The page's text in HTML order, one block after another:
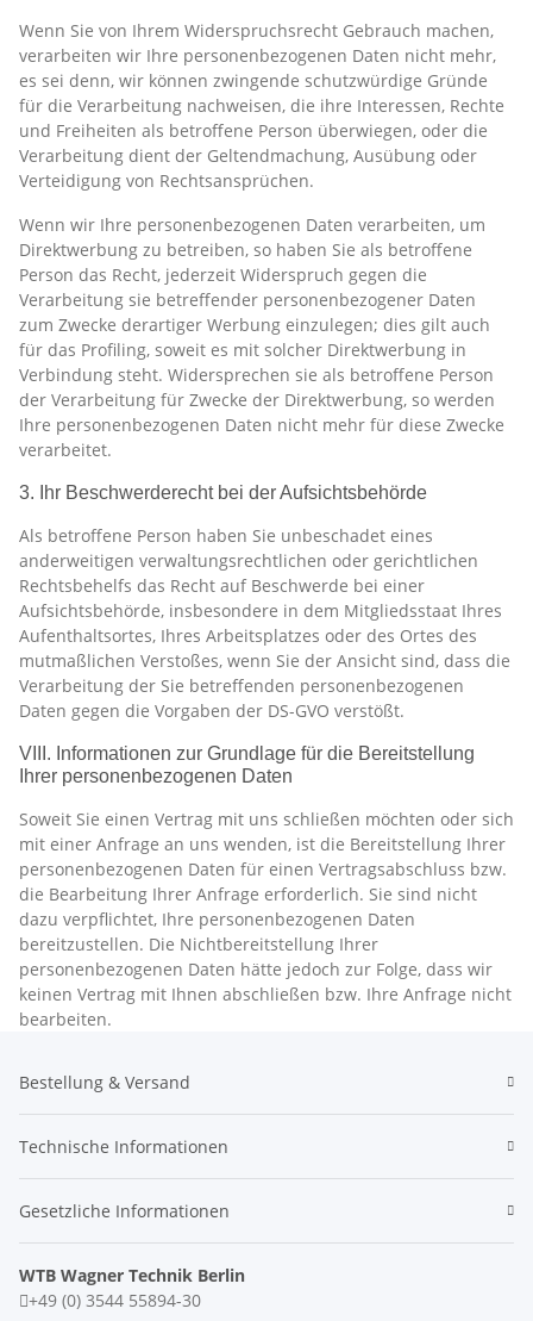
Wenn Sie von Ihrem Widerspruchsrecht Gebrauch machen,
verarbeiten wir Ihre personenbezogenen Daten nicht mehr,
es sei denn, wir können zwingende schutzwürdige Gründe
für die Verarbeitung nachweisen, die ihre Interessen, Rechte
und Freiheiten als betroffene Person überwiegen, oder die
Verarbeitung dient der Geltendmachung, Ausübung oder
Verteidigung von Rechtsansprüchen.
Wenn wir Ihre personenbezogenen Daten verarbeiten, um
Direktwerbung zu betreiben, so haben Sie als betroffene
Person das Recht, jederzeit Widerspruch gegen die
Verarbeitung sie betreffender personenbezogener Daten
zum Zwecke derartiger Werbung einzulegen; dies gilt auch
für das Profiling, soweit es mit solcher Direktwerbung in
Verbindung steht. Widersprechen sie als betroffene Person
der Verarbeitung für Zwecke der Direktwerbung, so werden
Ihre personenbezogenen Daten nicht mehr für diese Zwecke
verarbeitet.
3. Ihr Beschwerderecht bei der Aufsichtsbehörde
Als betroffene Person haben Sie unbeschadet eines
anderweitigen verwaltungsrechtlichen oder gerichtlichen
Rechtsbehelfs das Recht auf Beschwerde bei einer
Aufsichtsbehörde, insbesondere in dem Mitgliedsstaat Ihres
Aufenthaltsortes, Ihres Arbeitsplatzes oder des Ortes des
mutmaßlichen Verstoßes, wenn Sie der Ansicht sind, dass die
Verarbeitung der Sie betreffenden personenbezogenen
Daten gegen die Vorgaben der DS-GVO verstößt.
VIII. Informationen zur Grundlage für die Bereitstellung
Ihrer personenbezogenen Daten
Soweit Sie einen Vertrag mit uns schließen möchten oder sich
mit einer Anfrage an uns wenden, ist die Bereitstellung Ihrer
personenbezogenen Daten für einen Vertragsabschluss bzw.
die Bearbeitung Ihrer Anfrage erforderlich. Sie sind nicht
dazu verpflichtet, Ihre personenbezogenen Daten
bereitzustellen. Die Nichtbereitstellung Ihrer
personenbezogenen Daten hätte jedoch zur Folge, dass wir
keinen Vertrag mit Ihnen abschließen bzw. Ihre Anfrage nicht
bearbeiten.
Bestellung & Versand
Technische Informationen
Gesetzliche Informationen
WTB Wagner Technik Berlin
+49 (0) 3544 55894-30